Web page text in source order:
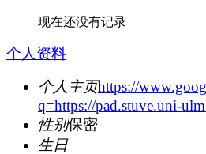
现在还没有记录
个人资料
个人主页https://
q=https://pad.stuve.uni-
性别保密
生日